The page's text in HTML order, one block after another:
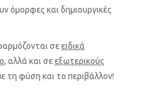
όμορφες και δημιουργικές
σεειδικά
, αλλά και σεεξωτερικούς
τη φύση και το περιβάλλον!